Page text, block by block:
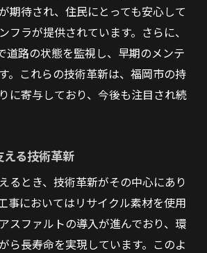
期待され、住民にとっても安心して
フラが提供されています。さらに、
道路の状態を監視し、早期のメンテ
。これらの技術革新は、福岡市の持
に寄与しており、今後も注目され続
る技術革新
るとき、技術革新がその中心にあり
事においてはリサイクル素材を使用
スファルトの導入が進んでおり、環
ら長寿命を実現しています。このよ